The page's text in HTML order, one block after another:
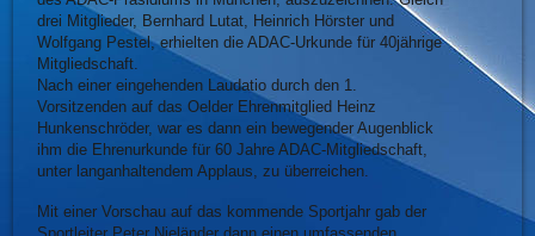
drei Mitglieder, Bernhard Lutat, Heinrich Hörster und
Wolfgang Pestel, erhielten die ADAC-Urkunde für 40jährige
Mitgliedschaft.
Nach einer eingehenden Laudatio durch den 1.
Vorsitzenden auf das Oelder Ehrenmitglied Heinz
Hunkenschröder, war es dann ein bewegender Augenblick
ihm die Ehrenurkunde für 60 Jahre ADAC-Mitgliedschaft,
unter langanhaltendem Applaus, zu überreichen.
Mit einer Vorschau auf das kommende Sportjahr gab der